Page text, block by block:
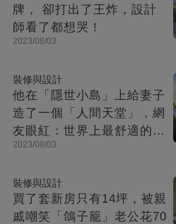
牌， 卻打出了王炸，設計
師看了都想哭！
2023/08/03
裝修與設計
他在「隱世小島」上給妻子
造了一個「人間天堂」，網
友眼紅：世界上最舒適的時
光都在這里
2023/08/03
裝修與設計
買了套新房只有14坪，被親
戚嘲笑「鴿子籠」老公花70